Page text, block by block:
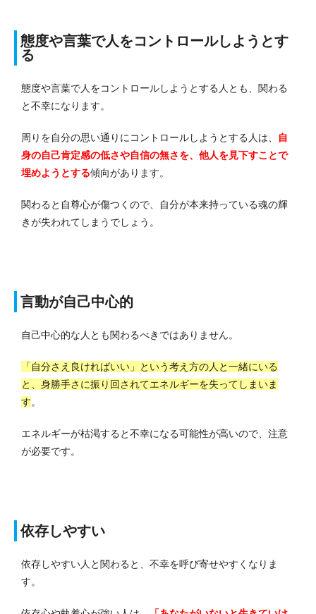
態度や言葉で人をコントロールしようとす
る
態度や言葉で人をコントロールしようとする人とも、関わる
と不幸になります。
周りを自分の思い通りにコントロールしようとする人は、
自
身の自己肯定感の低さや自信の無さを、他人を見下すことで
埋めようとする傾向があります。
関わると自尊心が傷つくので、自分が本来持っている魂の輝
きが失われてしまうでしょう。
言動が自己中心的
自己中心的な人とも関わるべきではありません。
「自分さえ良ければいい」という考え方の人と一緒にいる
と、身勝手さに振り回されてエネルギーを失ってしまいま
す。
エネルギーが枯渇すると不幸になる可能性が高いので、注意
が必要です。
依存しやすい
依存しやすい人と関わると、不幸を呼び寄せやすくなりま
す。